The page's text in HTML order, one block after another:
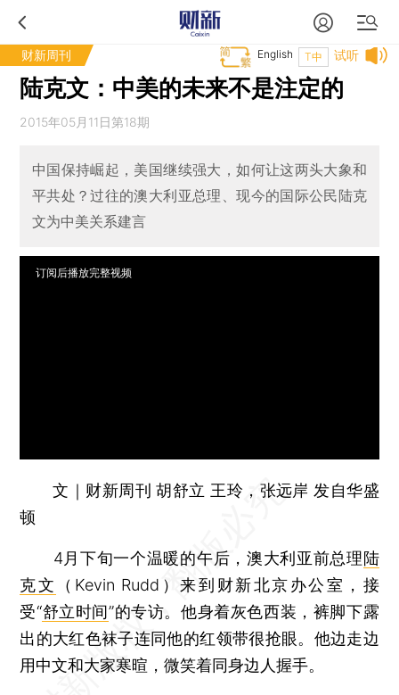
财新周刊 试听
T中
English
陆克文：中美的未来不是注定的
2015年05月11日第18期
中国保持崛起，美国继续强大，如何让这两头大象和
平共处？过往的澳大利亚总理、现今的国际公民陆克
文为中美关系建言
订阅后播放完整视频
文｜财新周刊 胡舒立 王玲，张远岸 发自华盛
顿
4月下旬一个温暖的午后，澳大利亚前总理陆
克文
（Kevin Rudd）来到财新北京办公室，接
受“舒立时间”的专访。他身着灰色西装，裤脚下露
出的大红色袜子连同他的红领带很抢眼。他边走边
用中文和大家寒暄，微笑着同身边人握手。